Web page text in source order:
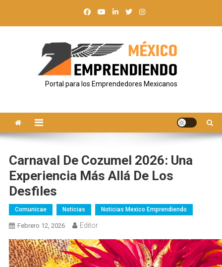
Portal para los Emprendedores Mexicanos
Carnaval De Cozumel 2026: Una
Experiencia Más Allá De Los
Desfiles
Comunicae Noticias Noticias Mexico Emprendiendo
Febrero 12, 2026 Editor